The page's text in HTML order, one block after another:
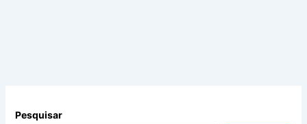
Pesquisar